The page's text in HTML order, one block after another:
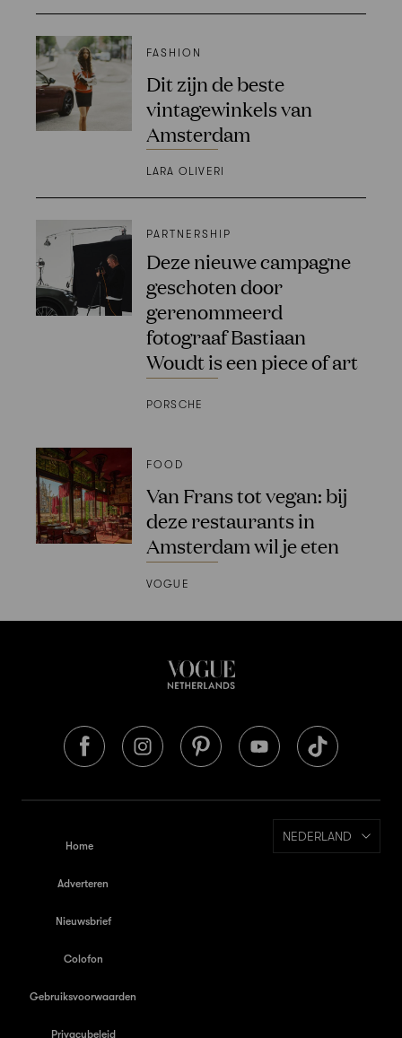
FASHION
Dit zijn de beste
vintagewinkels van
Amsterdam
LARA OLIVERI
PARTNERSHIP
Deze nieuwe campagne
geschoten door
gerenommeerd
fotograaf Bastiaan
Woudt is een piece of art
PORSCHE
FOOD
Van Frans tot vegan: bij
deze restaurants in
Amsterdam wil je eten
VOGUE
Home
Adverteren
Nieuwsbrief
Colofon
Gebruiksvoorwaarden
Privacybeleid
NEDERLAND